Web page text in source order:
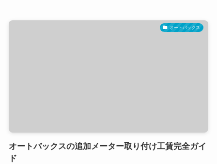
オートバックス
オートバックスの追加メーター取り付け工賃完全ガイ
ド